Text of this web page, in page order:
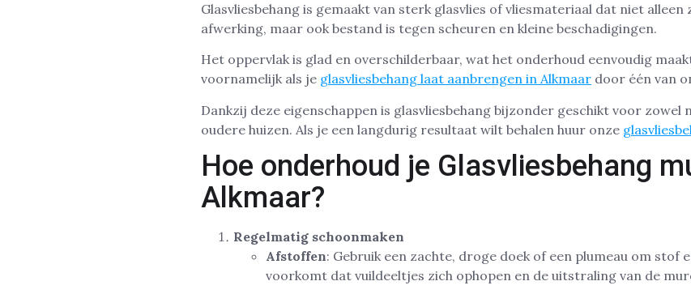
Glasvliesbehang is gemaakt van sterk glasvlies of vliesmateriaal dat niet
afwerking, maar ook bestand is tegen scheuren en kleine beschadigingen.
Het oppervlak is glad en overschilderbaar, wat het onderhoud eenvoudig
voornamelijk als je glasvliesbehang laat aanbrengen in Alkmaar door één van
Dankzij deze eigenschappen is glasvliesbehang bijzonder geschikt voor zowel
oudere huizen. Als je een langdurig resultaat wilt behalen huur onze
Hoe onderhoud je Glasvliesbehang
Alkmaar?
Regelmatig schoonmaken
Afstoffen: Gebruik een zachte, droge doek of een plumeau om stof
voorkomt dat vuildeeltjes zich ophopen en de uitstraling van de